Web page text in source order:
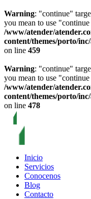
Warning: "continue"
you mean to use
/www/atender/
content/themes/porto/
on line 459
Warning: "continue"
you mean to use
/www/atender/
content/themes/porto/
on line 478
Inicio
Servicios
Conocenos
Blog
Contacto